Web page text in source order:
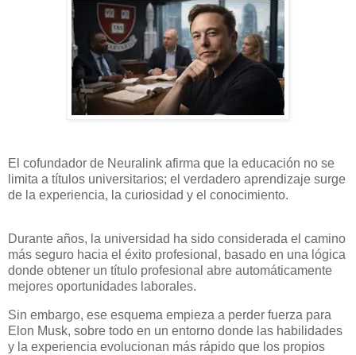
El cofundador de Neuralink afirma que la educación no se
limita a títulos universitarios; el verdadero aprendizaje surge
de la experiencia, la curiosidad y el conocimiento.
Durante años, la universidad ha sido considerada el camino
más seguro hacia el éxito profesional, basado en una lógica
donde obtener un título profesional abre automáticamente
mejores oportunidades laborales.
Sin embargo, ese esquema empieza a perder fuerza para
Elon Musk, sobre todo en un entorno donde las habilidades
y la experiencia evolucionan más rápido que los propios